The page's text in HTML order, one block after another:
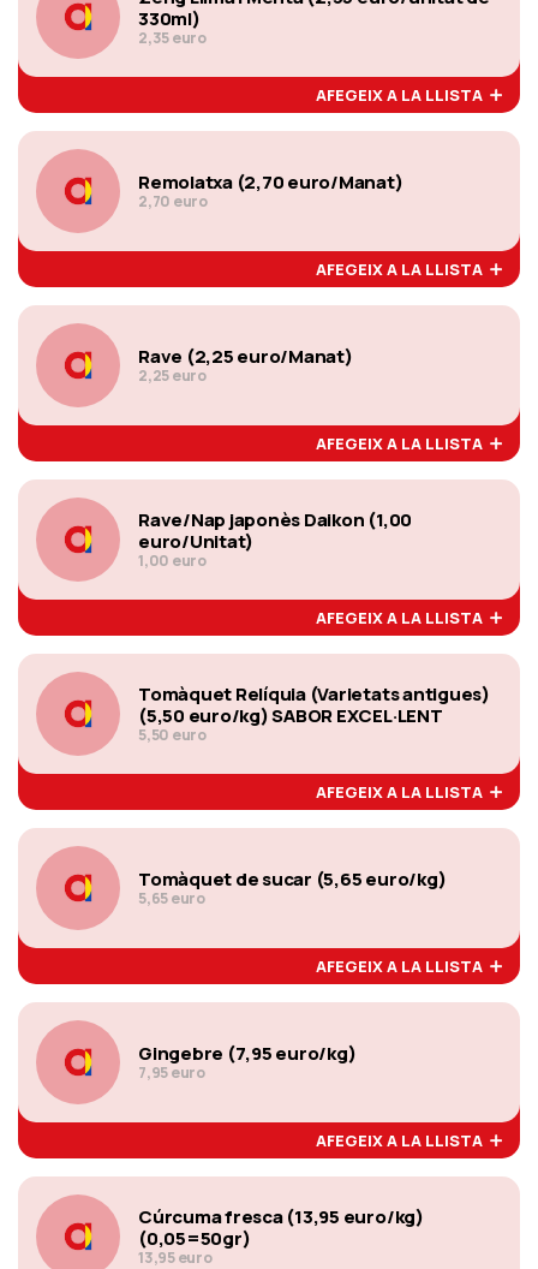
330ml)
2,35 euro
AFEGEIX A LA LLISTA
Remolatxa (2,70 euro/Manat)
2,70 euro
AFEGEIX A LA LLISTA
Rave (2,25 euro/Manat)
2,25 euro
AFEGEIX A LA LLISTA
Rave/Nap japonès Daikon (1,00
euro/Unitat)
1,00 euro
AFEGEIX A LA LLISTA
Tomàquet Relíquia (Varietats antigues)
(5,50 euro/kg) SABOR EXCEL·LENT
5,50 euro
AFEGEIX A LA LLISTA
Tomàquet de sucar (5,65 euro/kg)
5,65 euro
AFEGEIX A LA LLISTA
Gingebre (7,95 euro/kg)
7,95 euro
AFEGEIX A LA LLISTA
Cúrcuma fresca (13,95 euro/kg)
(0,05=50gr)
13,95 euro